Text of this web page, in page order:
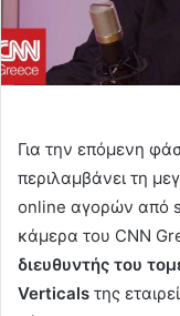
Για την επόμενη
περιλαμβάνει τη
online αγορών από
κάμερα του CNN
διευθυντής του
Verticals της